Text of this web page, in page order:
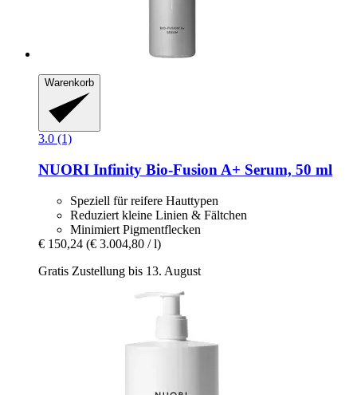
Warenkorb
3.0 (1)
NUORI Infinity Bio-​Fusion A+ Serum, 50 ml
Speziell für reifere Hauttypen
Reduziert kleine Linien & Fältchen
Minimiert Pigmentflecken
€ 150,24 (€ 3.004,80 / l)
Gratis Zustellung bis 13. August